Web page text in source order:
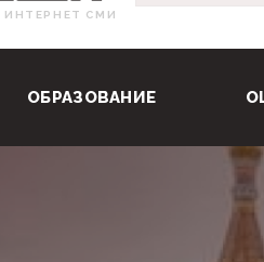
ИНТЕРНЕТ СМИ
ОБРАЗОВАНИЕ